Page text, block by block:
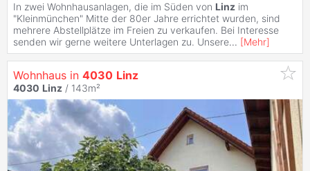
In zwei Wohnhausanlagen, die im Süden von Linz im
"Kleinmünchen" Mitte der 80er Jahre errichtet wurden, sind
mehrere Abstellplätze im Freien zu verkaufen. Bei Interesse
senden wir gerne weitere Unterlagen zu. Unsere... [Mehr]
Wohnhaus in 4030 Linz
4030 Linz / 143m²